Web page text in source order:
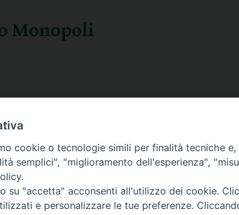
Monopoli
cookie o tecnologie simili per finalità tecniche
semplici", "miglioramento dell'esperienza",
su "accetta" acconsenti all'utilizzo dei cookie.
e personalizzare le tue preferenze.